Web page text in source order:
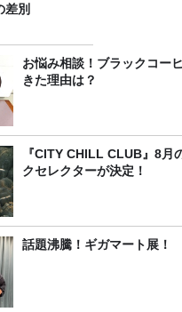
差別
お悩み相談！ブラックコー
きた理由は？
『CITY CHILL CLUB』8月
クセレクターが決定！
話題沸騰！ギガマート展！